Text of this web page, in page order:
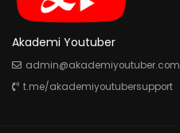
Akademi Youtuber
admin@akademiyoutuber.com
t.me/akademiyoutubersupport